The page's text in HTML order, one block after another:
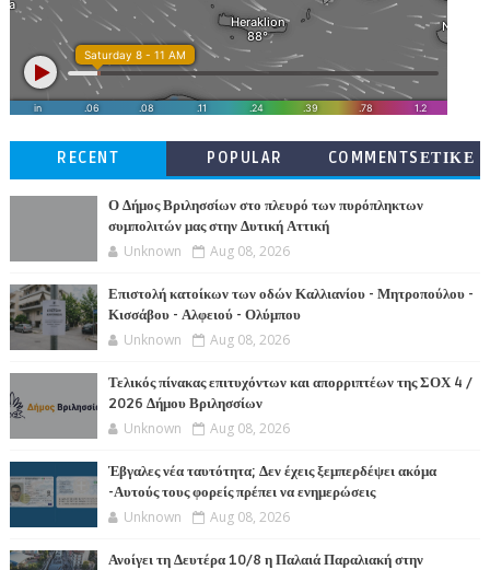
RECENT POPULAR
COMMENTSΕΤΙΚΕ
Ο Δήμος Βριλησσίων στο πλευρό των πυρόπληκτων
συμπολιτών μας στην Δυτική Αττική
Unknown Aug 08, 2026
Επιστολή κατοίκων των οδών Καλλιανίου - Μητροπούλου -
Κισσάβου - Αλφειού - Ολύμπου
Unknown Aug 08, 2026
Τελικός πίνακας επιτυχόντων και απορριπτέων της ΣΟΧ 4 /
2026 Δήμου Βριλησσίων
Unknown Aug 08, 2026
Έβγαλες νέα ταυτότητα; Δεν έχεις ξεμπερδέψει ακόμα
-Αυτούς τους φορείς πρέπει να ενημερώσεις
Unknown Aug 08, 2026
Ανοίγει τη Δευτέρα 10/8 η Παλαιά Παραλιακή στην